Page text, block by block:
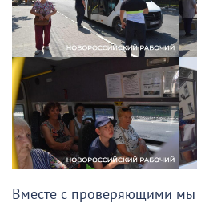
Вместе с проверяющими